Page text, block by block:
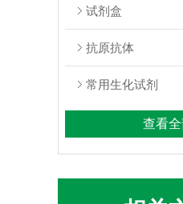
试剂盒
抗原抗体
常用生化试剂
查看